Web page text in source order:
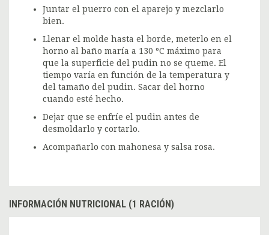
Juntar el puerro con el aparejo y mezclarlo
bien.
Llenar el molde hasta el borde, meterlo en el
horno al baño maría a 130 ºC máximo para
que la superficie del pudin no se queme. El
tiempo varía en función de la temperatura y
del tamaño del pudin. Sacar del horno
cuando esté hecho.
Dejar que se enfríe el pudin antes de
desmoldarlo y cortarlo.
Acompañarlo con mahonesa y salsa rosa.
INFORMACIÓN NUTRICIONAL (1 RACIÓN)